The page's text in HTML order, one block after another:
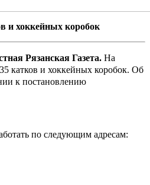
и хоккейных коробок
Рязанская Газета. На
катков и хоккейных коробок. Об
к постановлению
по следующим адресам: